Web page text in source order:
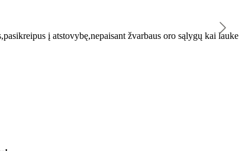
į atstovybę,nepaisant žvarbaus oro sąlygų kai lauke